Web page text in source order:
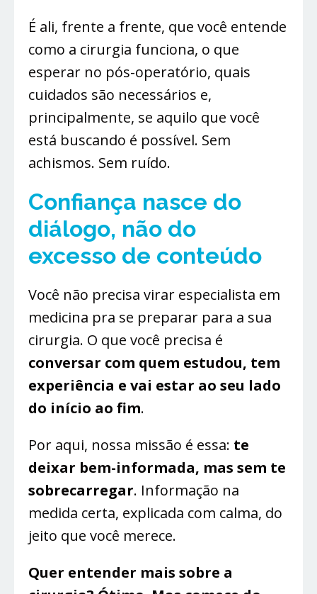
É ali, frente a frente, que você entende
como a cirurgia funciona, o que
esperar no pós-operatório, quais
cuidados são necessários e,
principalmente, se aquilo que você
está buscando é possível. Sem
achismos. Sem ruído.
Confiança nasce do
diálogo, não do
excesso de conteúdo
Você não precisa virar especialista em
medicina pra se preparar para a sua
cirurgia. O que você precisa é
conversar com quem estudou, tem
experiência e vai estar ao seu lado
do início ao fim.
Por aqui, nossa missão é essa: te
deixar bem-informada, mas sem te
sobrecarregar. Informação na
medida certa, explicada com calma, do
jeito que você merece.
Quer entender mais sobre a